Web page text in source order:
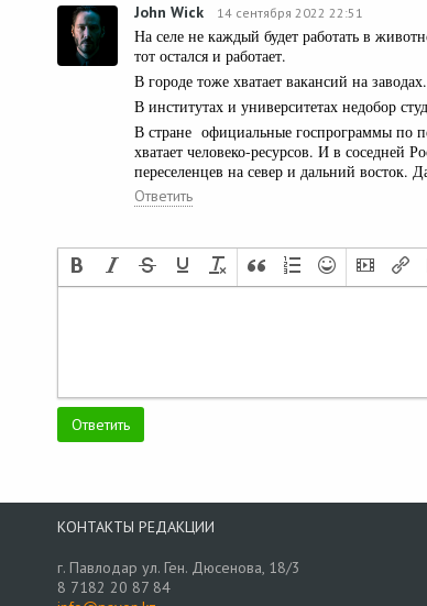
John Wick 14 сентября 2022 22:51
На селе не каждый будет работать в
тот остался и работает.
В городе тоже хватает вакансий на
В институтах и университетах недобор
В стране официальные госпрограммы по
хватает человеко-ресурсов. И в соседней
переселенцев на север и дальний восток.
Ответить
КОНТАКТЫ РЕДАКЦИИ
г. Павлодар ул. Ген. Дюсенова, 18/3
8 7182 20 87 84